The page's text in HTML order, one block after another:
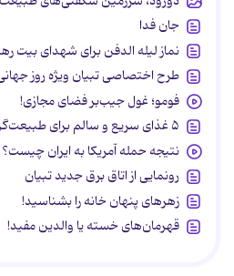
جان فدا
نماز لیله الدفن برای شهدای بیت
طرح اختصاصی تبیان ویژه روز
فومو؛ غول جیب‌بر فضای مجازی!
۵ غذای سریع و سالم برای طبیعت‌گردی
نتیجه حمله آمریکا به ایران چیست؟
رونمایی از اتاق برق جدید تبیان
زهرهای پنهان خانه را بشناسید!
قهرمان‌های خسته یا والدین مفید!